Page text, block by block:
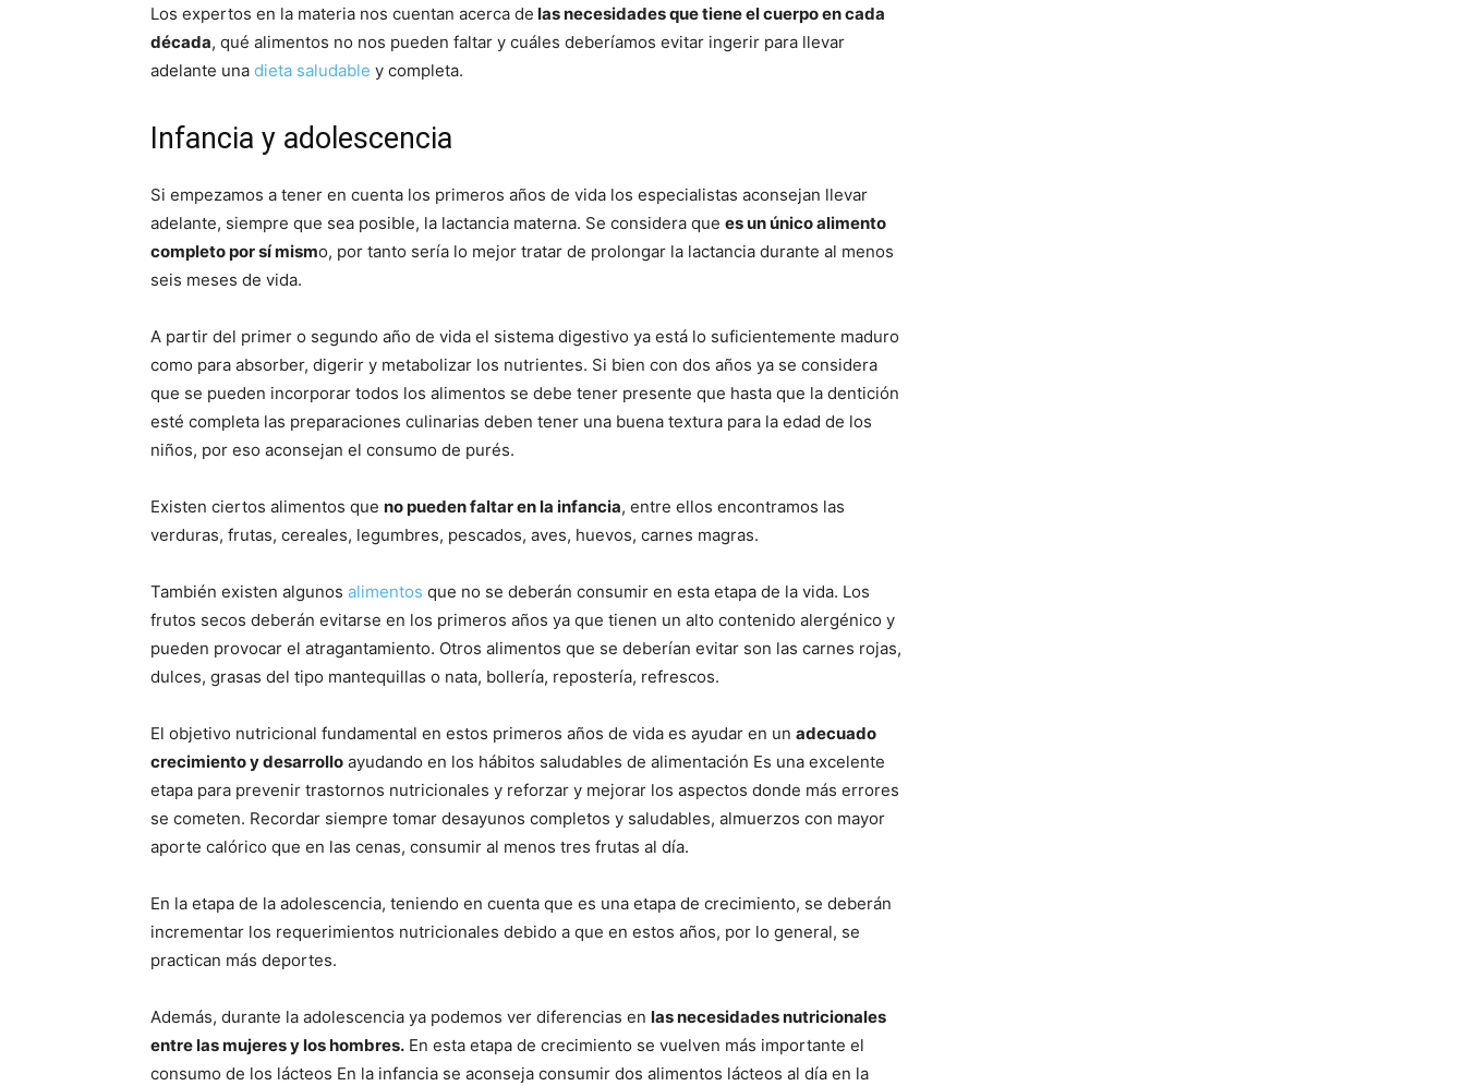
Los expertos en la materia nos cuentan acerca de las necesidades que tiene el cuerpo en cada
década, qué alimentos no nos pueden faltar y cuáles deberíamos evitar ingerir para llevar
adelante una dieta saludable y completa.
Infancia y adolescencia
Si empezamos a tener en cuenta los primeros años de vida los especialistas aconsejan llevar
adelante, siempre que sea posible, la lactancia materna. Se considera que es un único alimento
completo por sí mismo, por tanto sería lo mejor tratar de prolongar la lactancia durante al menos
seis meses de vida.
A partir del primer o segundo año de vida el sistema digestivo ya está lo suficientemente maduro
como para absorber, digerir y metabolizar los nutrientes. Si bien con dos años ya se considera
que se pueden incorporar todos los alimentos se debe tener presente que hasta que la dentición
esté completa las preparaciones culinarias deben tener una buena textura para la edad de los
niños, por eso aconsejan el consumo de purés.
Existen ciertos alimentos que no pueden faltar en la infancia, entre ellos encontramos las
verduras, frutas, cereales, legumbres, pescados, aves, huevos, carnes magras.
También existen algunos alimentos que no se deberán consumir en esta etapa de la vida. Los
frutos secos deberán evitarse en los primeros años ya que tienen un alto contenido alergénico y
pueden provocar el atragantamiento. Otros alimentos que se deberían evitar son las carnes rojas,
dulces, grasas del tipo mantequillas o nata, bollería, repostería, refrescos.
El objetivo nutricional fundamental en estos primeros años de vida es ayudar en un adecuado
crecimiento y desarrollo ayudando en los hábitos saludables de alimentación Es una excelente
etapa para prevenir trastornos nutricionales y reforzar y mejorar los aspectos donde más errores
se cometen. Recordar siempre tomar desayunos completos y saludables, almuerzos con mayor
aporte calórico que en las cenas, consumir al menos tres frutas al día.
En la etapa de la adolescencia, teniendo en cuenta que es una etapa de crecimiento, se deberán
incrementar los requerimientos nutricionales debido a que en estos años, por lo general, se
practican más deportes.
Además, durante la adolescencia ya podemos ver diferencias en las necesidades nutricionales
entre las mujeres y los hombres. En esta etapa de crecimiento se vuelven más importante el
consumo de los lácteos En la infancia se aconseja consumir dos alimentos lácteos al día en la